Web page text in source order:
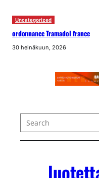
Uncategorized
ordonnance Tramadol france
30 heinäkuun, 2026
Search